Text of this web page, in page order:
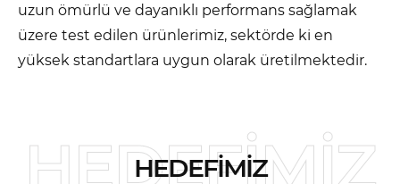
uzun ömürlü ve dayanıklı performans sağlamak
üzere test edilen ürünlerimiz, sektörde ki en
yüksek standartlara uygun olarak üretilmektedir.
HEDEFİMİZ